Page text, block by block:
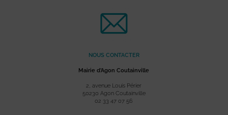
NOUS CONTACTER
Mairie d’Agon Coutainville
2, avenue Louis Périer
50230 Agon Coutainville
02 33 47 07 56